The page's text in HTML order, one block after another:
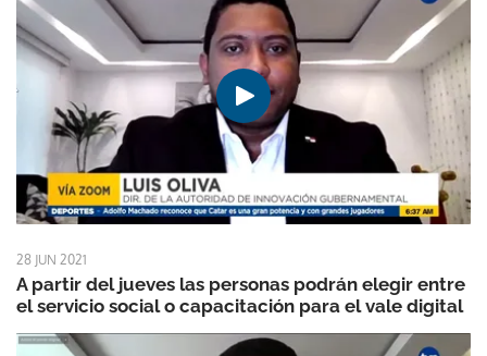
28 JUN 2021
A partir del jueves las personas podrán elegir entre
el servicio social o capacitación para el vale digital